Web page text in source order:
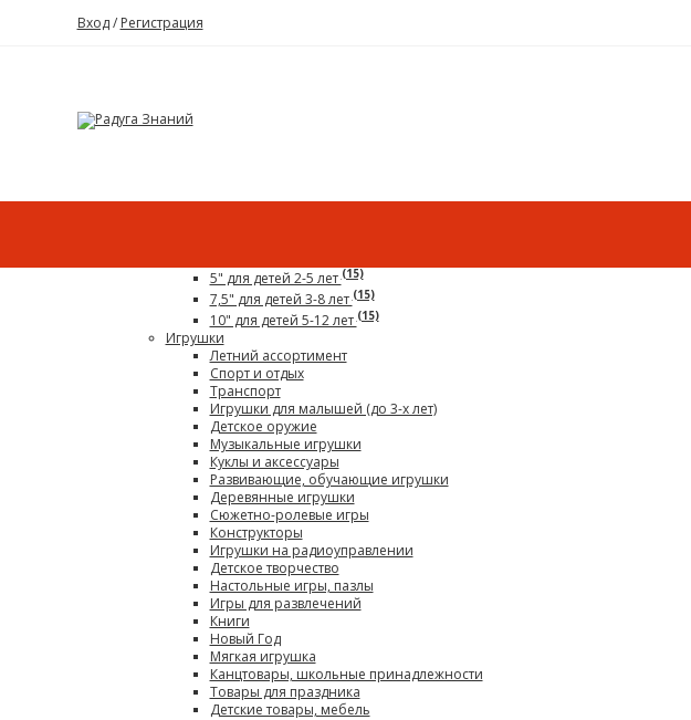
Вход/ Регистрация
5" для детей 2-5 лет(15)
7,5" для детей 3-8 лет(15)
10" для детей 5-12 лет(15)
Игрушки
Летний ассортимент
Спорт и отдых
Транспорт
Игрушки для малышей (до 3-х лет)
Детское оружие
Музыкальные игрушки
Куклы и аксессуары
Развивающие, обучающие игрушки
Деревянные игрушки
Сюжетно-ролевые игры
Конструкторы
Игрушки на радиоуправлении
Детское творчество
Настольные игры, пазлы
Игры для развлечений
Книги
Новый Год
Мягкая игрушка
Канцтовары, школьные принадлежности
Товары для праздника
Детские товары, мебель